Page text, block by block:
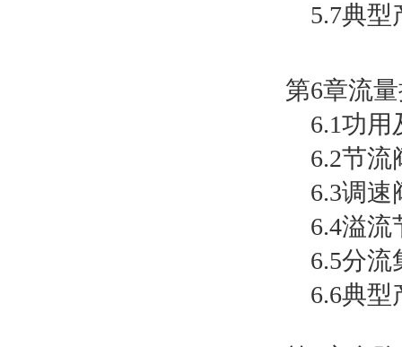
5.7典型
第6章流量
6.1功用
6.2节流
6.3调速
6.4溢流
6.5分流
6.6典型